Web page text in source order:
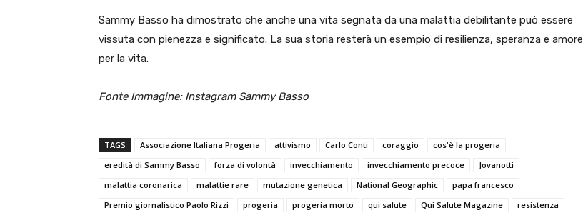
Sammy Basso ha dimostrato che anche una vita segnata da una malattia debilitante può essere
vissuta con pienezza e significato. La sua storia resterà un esempio di resilienza, speranza e amore
per la vita.
Fonte Immagine: Instagram Sammy Basso
TAGS Associazione Italiana Progeria attivismo Carlo Conti coraggio
cos'è la progeria
eredità di Sammy Basso
forza di volontà invecchiamento invecchiamento precoce
Jovanotti
malattia coronarica
malattie rare mutazione genetica National Geographic
papa francesco
Premio giornalistico Paolo Rizzi
progeria progeria morto qui salute Qui Salute Magazine
resistenza